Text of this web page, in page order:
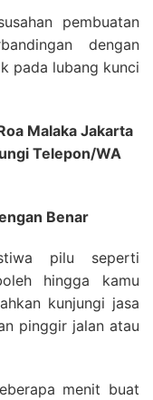
pembuatan
dengan
pada lubang kunci
Malaka Jakarta
Telepon/WA
Benar
pilu seperti
hingga kamu
kunjungi jasa
pinggir jalan atau
menit buat